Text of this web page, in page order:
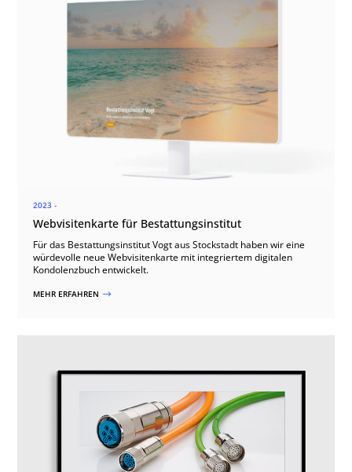
2023 -
Webvisitenkarte für Bestattungsinstitut
Für das Bestattungsinstitut Vogt aus Stockstadt haben wir eine
würdevolle neue Webvisitenkarte mit integriertem digitalen
Kondolenzbuch entwickelt.
MEHR ERFAHREN $